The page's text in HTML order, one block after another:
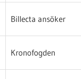
Billecta ansöker
Kronofogden